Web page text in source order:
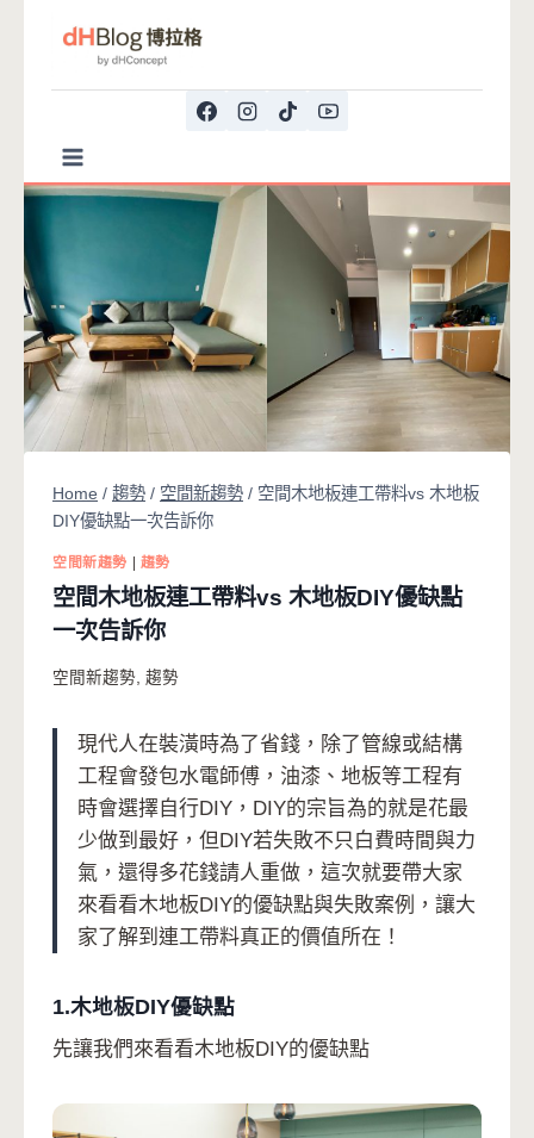
Home / 趨勢 / 空間新趨勢 / 空間木地板連工帶料vs 木地板
DIY優缺點一次告訴你
空間新趨勢 趨勢
空間木地板連工帶料vs 木地板DIY優缺點
一次告訴你
空間新趨勢 趨勢
現代人在裝潢時為了省錢，除了管線或結構
工程會發包水電師傅，油漆、地板等工程有
時會選擇自行DIY，DIY的宗旨為的就是花最
少做到最好，但DIY若失敗不只白費時間與力
氣，還得多花錢請人重做，這次就要帶大家
來看看木地板DIY的優缺點與失敗案例，讓大
家了解到連工帶料真正的價值所在！
1.木地板DIY優缺點
先讓我們來看看木地板DIY的優缺點